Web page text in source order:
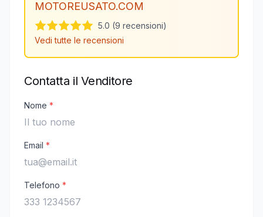
MOTOREUSATO.COM
5.0 (9 recensioni)
Vedi tutte le recensioni
Contatta il Venditore
Nome *
Email *
Telefono *